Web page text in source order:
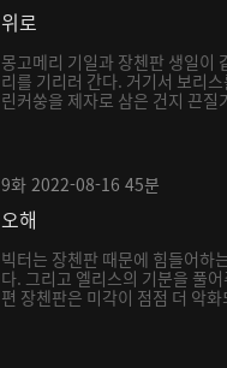
위로
몽고메리 기일과 장첸판 생일이
리를 기리러 간다. 거기서 보리
린커쑹을 제자로 삼은 건지 끈질
9화 2022-08-16 45분
오해
빅터는 장첸판 때문에 힘들어하
다. 그리고 엘리스의 기분을 풀
편 장첸판은 미각이 점점 더 악